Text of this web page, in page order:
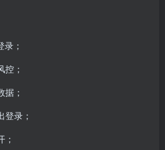
；
控；
据；
登录；
；